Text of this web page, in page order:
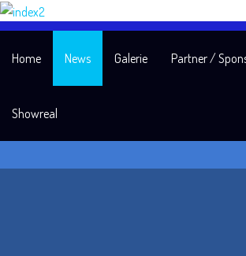
Home News Galerie Partner /
Showreal